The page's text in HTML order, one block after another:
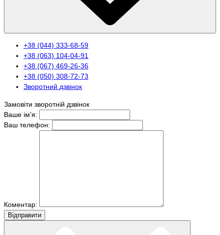
+38 (044) 333-68-59
+38 (063) 104-04-91
+38 (067) 469-26-36
+38 (050) 308-72-73
Зворотний дзвінок
Замовіти зворотній дзвінок
Ваше ім’я:
Ваш телефон:
Коментар:
Вiдправити